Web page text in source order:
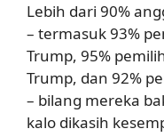
Lebih dari 90%
– termasuk 93%
Trump, 95%
Trump, dan 92%
– bilang mereka
kalo dikasih